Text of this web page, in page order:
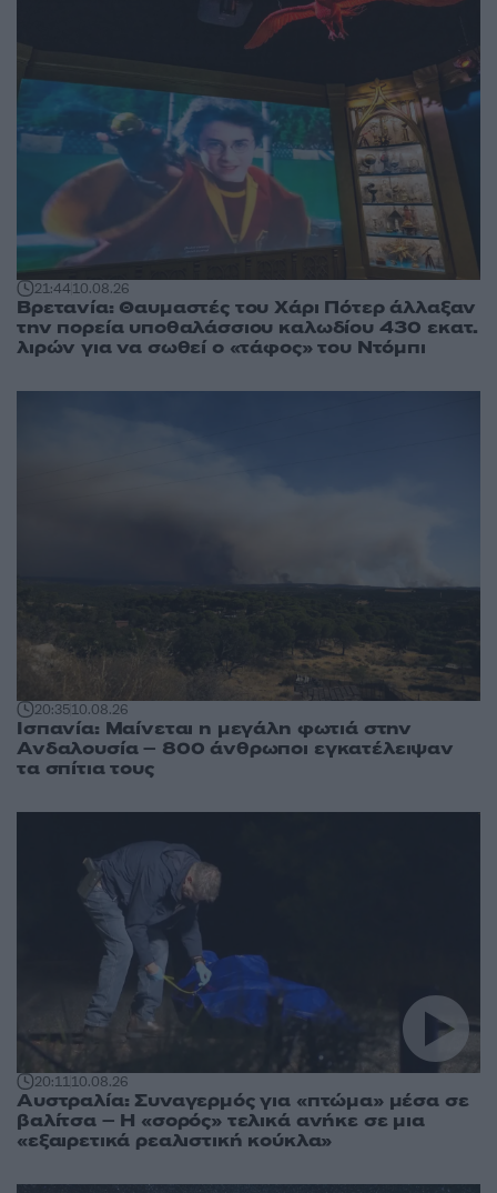
21:4410.08.26
Βρετανία: Θαυμαστές του Χάρι Πότερ άλλαξαν
την πορεία υποθαλάσσιου καλωδίου 430 εκατ.
λιρών για να σωθεί ο «τάφος» του Ντόμπι
20:3510.08.26
Ισπανία: Μαίνεται η μεγάλη φωτιά στην
Ανδαλουσία – 800 άνθρωποι εγκατέλειψαν
τα σπίτια τους
20:1110.08.26
Αυστραλία: Συναγερμός για «πτώμα» μέσα σε
βαλίτσα – Η «σορός» τελικά ανήκε σε μια
«εξαιρετικά ρεαλιστική κούκλα»